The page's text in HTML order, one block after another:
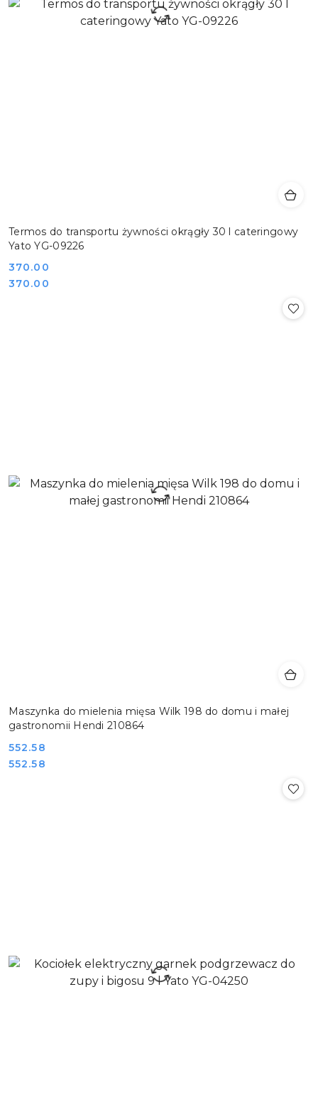
Termos do transportu żywności okrągły 30 l cateringowy
Yato YG-09226
Cena:
370.00
Cena:
370.00
Maszynka do mielenia mięsa Wilk 198 do domu i małej
gastronomii Hendi 210864
Cena:
552.58
Cena:
552.58